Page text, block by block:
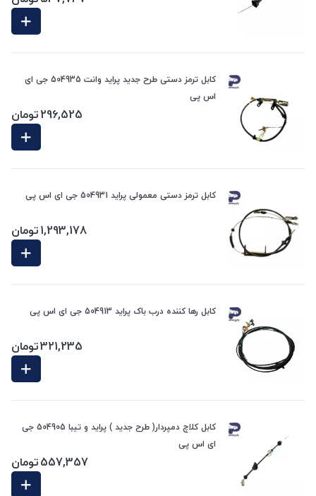
کابل ترمز دستی طرح جدید پراید وانت 504935 جی ای
اس پی
296,525تومان
کابل ترمز دستی معمولی پراید 504931 جی ای اس پی
1,293,178تومان
کابل رها کننده درب باک پراید 504913 جی ای اس پی
321,235تومان
کابل کلاچ دمپردار( طرح جدید ) پراید و تیبا 504905 جی
ای اس پی
557,357تومان